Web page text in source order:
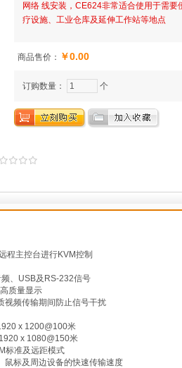
网络 线安装，CE624非常适合使用于需
疗设施、工业仓库及延伸工作站等地点
商品售价： ￥0.00
订购数量： 个
程主控台进行KVM控制
、USB及RS-232信号
质量显示
视频传输期间防止信号干扰
x 1200@100米
x 1080@150米
标准及远距模式
鼠标及周边设备的快速传输速度